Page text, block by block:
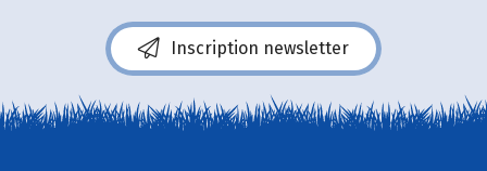
Inscription newsletter